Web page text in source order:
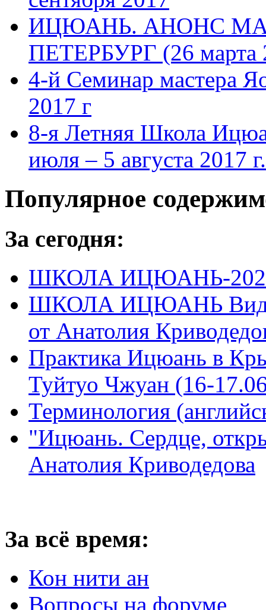
ИЦЮАНЬ. АНОНС
ПЕТЕРБУРГ (26 марта
4-й Семинар мастера
2017 г
8-я Летняя Школа
июля – 5 августа 2017 г.
Популярное
За сегодня:
ШКОЛА ИЦЮАНЬ-
ШКОЛА ИЦЮАНЬ
от Анатолия
Практика Ицюань в
Туйтуо Чжуан (16-
Терминология
"Ицюань. Сердце,
Анатолия Криводедова
За всё время:
Кон нити ан
Вопросы на форуме